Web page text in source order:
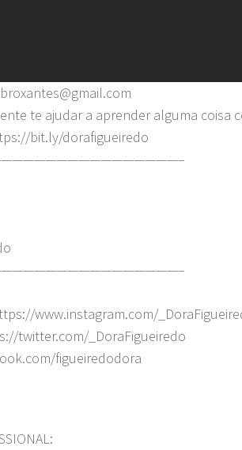
te ajudar a aprender alguma coisa
bit.ly/dorafigueiredo
www.instagram.com/
twitter.com/_DoraFigueiredo
figueiredodora